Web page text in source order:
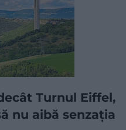
Turnul Eiffel,
nu aibă senzația